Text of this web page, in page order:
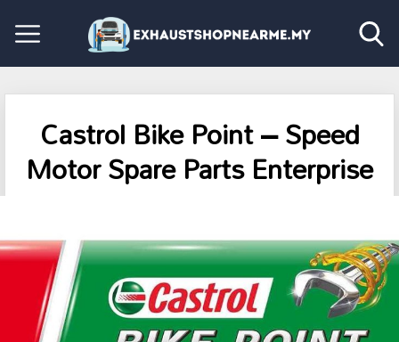
Castrol Bike Point – Speed
Motor Spare Parts Enterprise